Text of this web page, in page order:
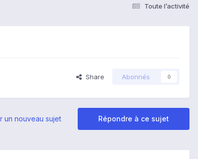
Toute l’activité
Share Abonnés 0
Répondre à ce sujet
un nouveau sujet